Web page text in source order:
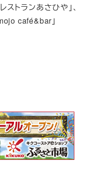
ストランあさひや」、
mojo café&bar」